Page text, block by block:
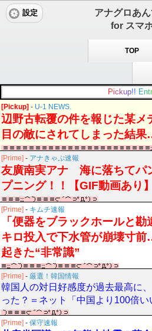
アナグロあ
for スマ
設定
TOP
Pic kup!! Entr
[Pickup] - U-1 NEWS.
辺野古転覆の件を報じた某メ
目の敵にされてしまった結
[Prime] - アナきゃぷ速報
友廣南実アナ 海に落ちてパ
プニング！！【GIF動画あり】
[Prime] - キムチ速報
「便器をブラックホールと
キロ投入で下水管が崩壊寸
起きた“非常識”
[Prime] - 厳選！韓国情報
韓国人の対日好感度が過去最高に
った？＝ネット「中国より100倍い
[Prime] - 保守速報